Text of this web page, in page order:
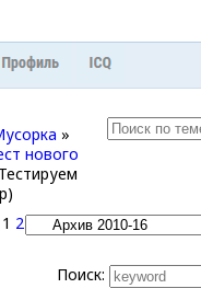
»
нового
1 2
Поиск: